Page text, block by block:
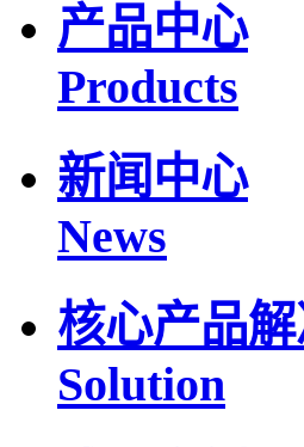
产品中心
Products
新闻中心
News
核心产品
Solution